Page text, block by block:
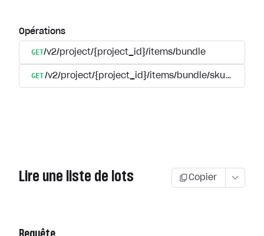
Opérations
GET/v2/project/{project_id}/items/bundle
GET/v2/project/{project_id}/items/bundle/sku/{sku}
Lire une liste de lots Copier